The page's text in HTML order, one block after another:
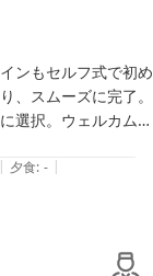
のご案内などを工
いります。
面、夜間の騒がし
が、「眠ること
おります。
ただけましたら
上げております。
ンもセルフ式で初め
、スムーズに完了。
選択。ウェルカムド
イプでしたが、綺麗
れていて、バス・ト
替えが出来る機能性
空調もカビ臭さは感
。かなり便利な立
ったですが、夜間の
| 夕食: - |